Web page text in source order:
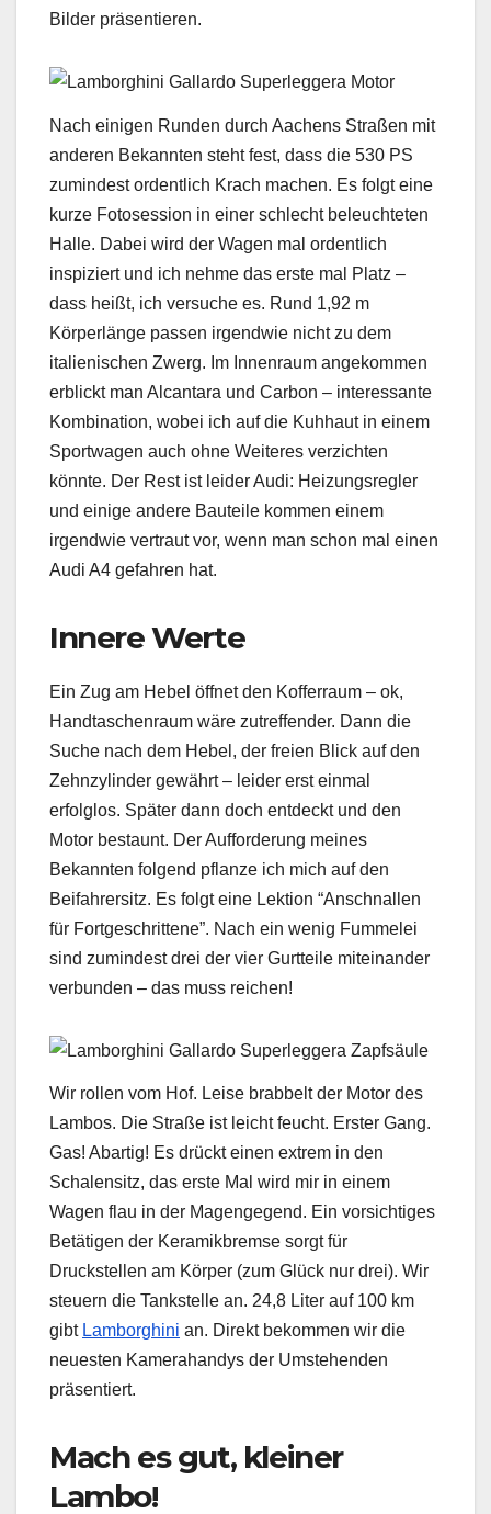
Bilder präsentieren.
Nach einigen Runden durch Aachens Straßen mit
anderen Bekannten steht fest, dass die 530 PS
zumindest ordentlich Krach machen. Es folgt eine
kurze Fotosession in einer schlecht beleuchteten
Halle. Dabei wird der Wagen mal ordentlich
inspiziert und ich nehme das erste mal Platz –
dass heißt, ich versuche es. Rund 1,92 m
Körperlänge passen irgendwie nicht zu dem
italienischen Zwerg. Im Innenraum angekommen
erblickt man Alcantara und Carbon – interessante
Kombination, wobei ich auf die Kuhhaut in einem
Sportwagen auch ohne Weiteres verzichten
könnte. Der Rest ist leider Audi: Heizungsregler
und einige andere Bauteile kommen einem
irgendwie vertraut vor, wenn man schon mal einen
Audi A4 gefahren hat.
Innere Werte
Ein Zug am Hebel öffnet den Kofferraum – ok,
Handtaschenraum wäre zutreffender. Dann die
Suche nach dem Hebel, der freien Blick auf den
Zehnzylinder gewährt – leider erst einmal
erfolglos. Später dann doch entdeckt und den
Motor bestaunt. Der Aufforderung meines
Bekannten folgend pflanze ich mich auf den
Beifahrersitz. Es folgt eine Lektion “Anschnallen
für Fortgeschrittene”. Nach ein wenig Fummelei
sind zumindest drei der vier Gurtteile miteinander
verbunden – das muss reichen!
Wir rollen vom Hof. Leise brabbelt der Motor des
Lambos. Die Straße ist leicht feucht. Erster Gang.
Gas! Abartig! Es drückt einen extrem in den
Schalensitz, das erste Mal wird mir in einem
Wagen flau in der Magengegend. Ein vorsichtiges
Betätigen der Keramikbremse sorgt für
Druckstellen am Körper (zum Glück nur drei). Wir
steuern die Tankstelle an. 24,8 Liter auf 100 km
gibt Lamborghini an. Direkt bekommen wir die
neuesten Kamerahandys der Umstehenden
präsentiert.
Mach es gut, kleiner
Lambo!